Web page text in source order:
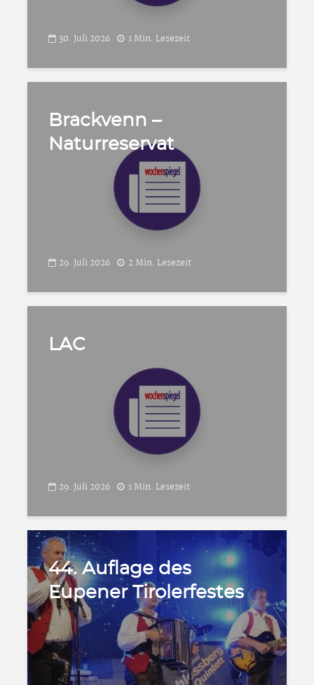
30. Juli 2026 1 Min. Lesezeit
Brackvenn –
Naturreservat
29. Juli 2026 2 Min. Lesezeit
LAC
29. Juli 2026 1 Min. Lesezeit
44. Auflage des
Eupener Tirolerfestes